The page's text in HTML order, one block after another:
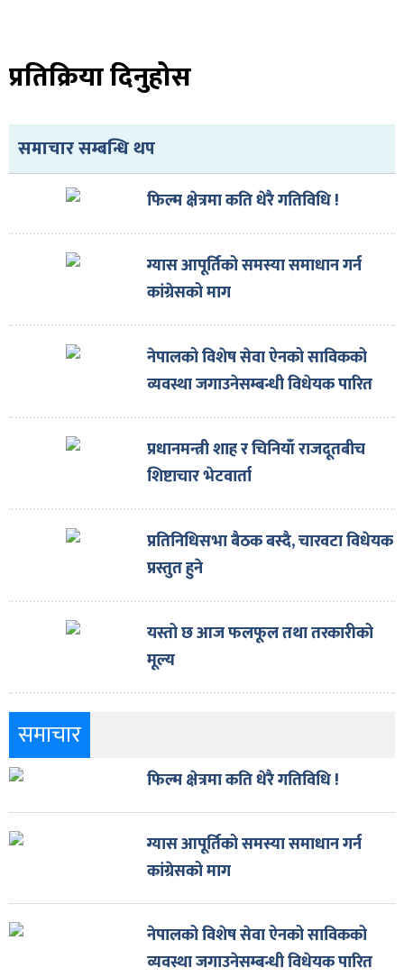
प्रतिक्रिया दिनुहोस
समाचार सम्बन्धि थप
फिल्म क्षेत्रमा कति धेरै गतिविधि !
ग्यास आपूर्तिको समस्या समाधान गर्न
कांग्रेसको माग
नेपालको विशेष सेवा ऐनको साविकको
व्यवस्था जगाउनेसम्बन्धी विधेयक पारित
प्रधानमन्त्री शाह र चिनियाँ राजदूतबीच
शिष्टाचार भेटवार्ता
प्रतिनिधिसभा बैठक बस्दै, चारवटा विधेयक
प्रस्तुत हुने
यस्तो छ आज फलफूल तथा तरकारीको
मूल्य
समाचार
फिल्म क्षेत्रमा कति धेरै गतिविधि !
ग्यास आपूर्तिको समस्या समाधान गर्न
कांग्रेसको माग
नेपालको विशेष सेवा ऐनको साविकको
व्यवस्था जगाउनेसम्बन्धी विधेयक पारित